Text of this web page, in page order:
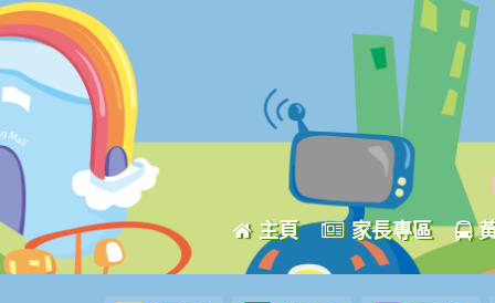
主頁 家長專區